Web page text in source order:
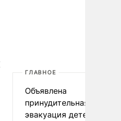
ГЛАВНОЕ
Объявлена
принудительная
эвакуация детей в